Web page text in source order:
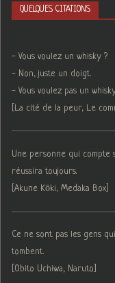
QUELQUES CITATIONS
- Vous voulez un whisky ?
- Non, juste un doigt.
- Vous voulez pas un
[La cité de la peur, Le
Une personne qui compte
réussira toujours.
[Akune Kōki, Medaka Box]
Ce ne sont pas les gens
tombent.
[Obito Uchiwa, Naruto]